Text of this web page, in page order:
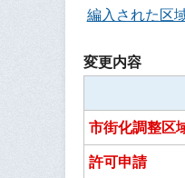
編入された区
変更内容
市街化調整区
許可申請